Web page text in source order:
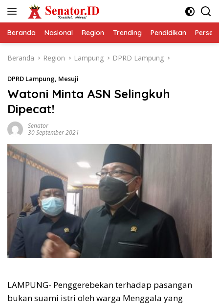
Beranda Nasional Region Trending Pendidikan
Beranda Region Lampung DPRD Lampung
DPRD Lampung, Mesuji
Watoni Minta ASN Selingkuh
Dipecat!
Senator
30 September 2021
LAMPUNG- Penggerebekan terhadap pasangan
bukan suami istri oleh warga Menggala yang